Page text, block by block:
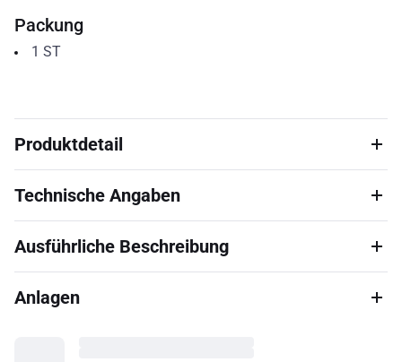
Packung
1 ST
Produktdetail
Technische Angaben
Ausführliche Beschreibung
Anlagen